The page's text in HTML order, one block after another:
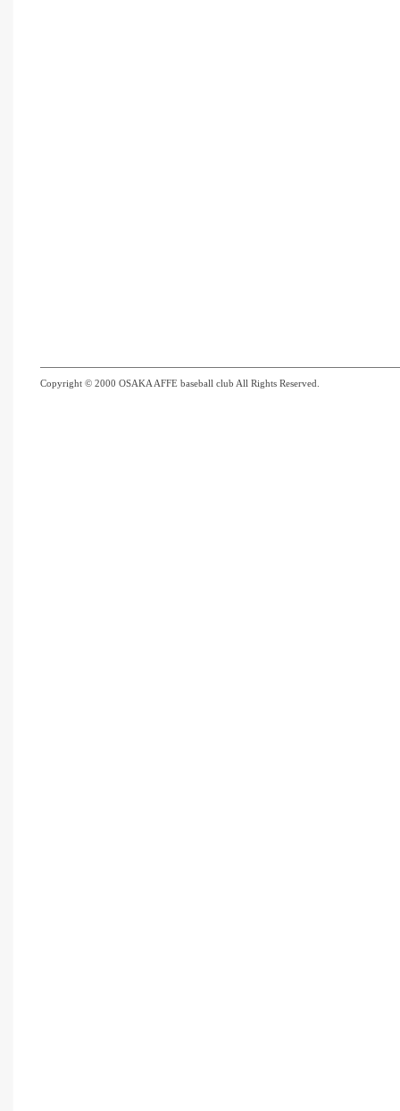
Copyright © 2000 OSAKA AFFE baseball club All Rights Reserved.